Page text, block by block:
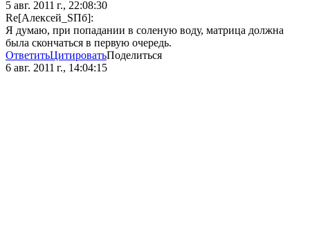
5 авг. 2011 г., 22:08:30
Re[Алeксей_SПб]:
Я думаю, при попадании в соленую воду, матрица должна
была скончаться в первую очередь.
ОтветитьЦитироватьПоделиться
6 авг. 2011 г., 14:04:15